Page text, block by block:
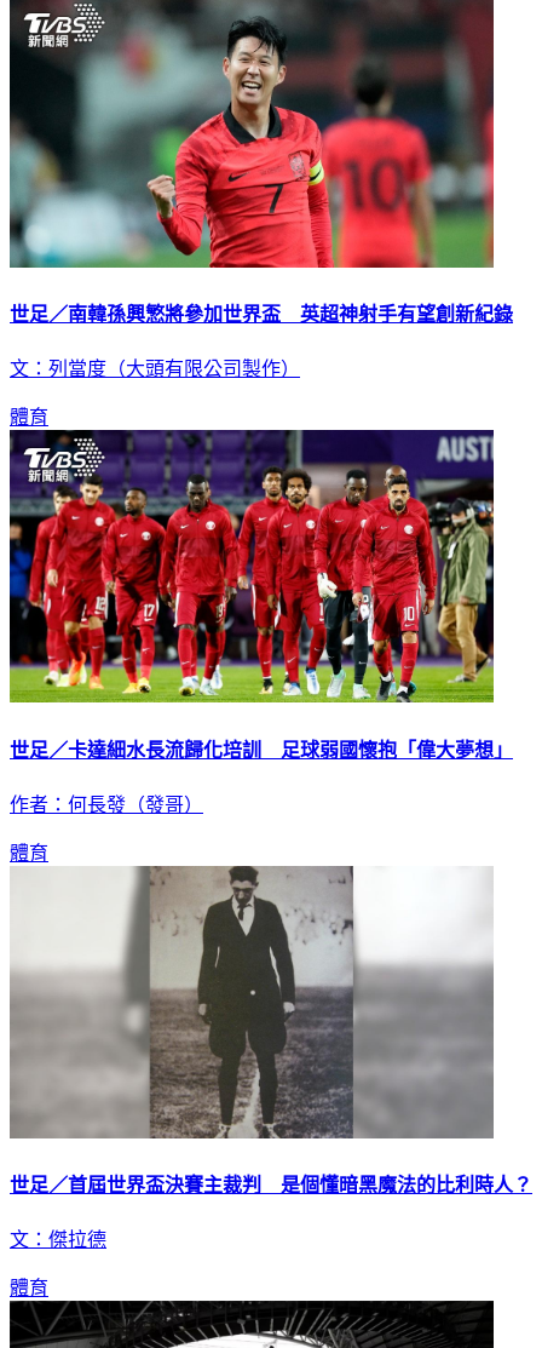
世足／南韓孫興慜將參加世界盃 英超神射手有望創新紀錄
文：列當度（大頭有限公司製作）
體育
世足／卡達細水長流歸化培訓 足球弱國懷抱「偉大夢想」
作者：何長發（發哥）
體育
世足／首屆世界盃決賽主裁判 是個懂暗黑魔法的比利時人？
文：傑拉德
體育